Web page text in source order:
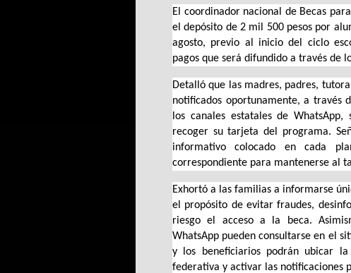
El coordinador nacional de Becas
el depósito de 2 mil 500 pesos por
agosto, previo al inicio del ciclo
pagos que será difundido a través de
Detalló que las madres, padres,
notificados oportunamente, a través
los canales estatales de
recoger su tarjeta del programa.
informativo colocado en cada
correspondiente para mantenerse al
Exhortó a las familias a informarse
el propósito de evitar fraudes,
riesgo el acceso a la beca.
WhatsApp pueden consultarse en el
y los beneficiarios podrán ubicar
federativa y activar las notificaciones